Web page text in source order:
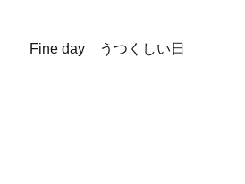
Fine day うつくしい日